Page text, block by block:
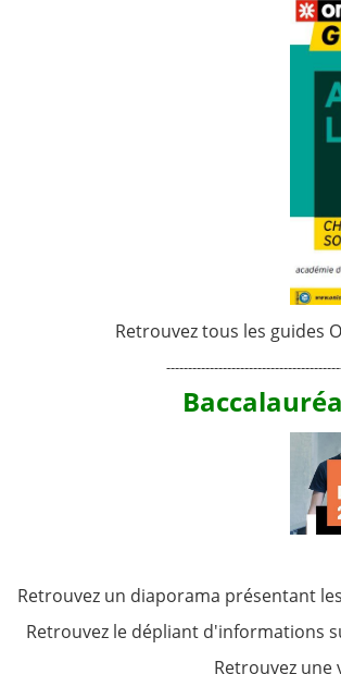
Retrouvez tous les guides
Retrouvez un diaporama présentant
Retrouvez le dépliant d'informations
Retrouvez une